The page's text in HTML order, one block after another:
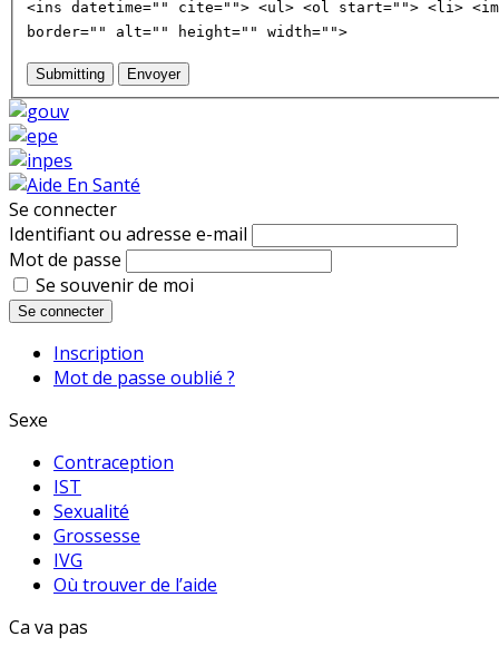
<ins datetime="" cite=""> <ul> <ol start=""> <li>
border="" alt="" height="" width="">
Submitting Envoyer
Se connecter
Identifiant ou adresse e-mail
Mot de passe
Se souvenir de moi
Se connecter
Inscription
Mot de passe oublié ?
Sexe
Contraception
IST
Sexualité
Grossesse
IVG
Où trouver de l’aide
Ca va pas